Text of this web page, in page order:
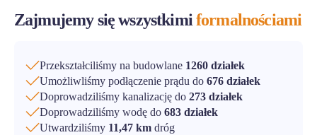
Zajmujemy się wszystkimiformalnościami
Przekształciliśmy na budowlane 1260 działek
Umożliwliśmy podłączenie prądu do 676 działek
Doprowadziliśmy kanalizację do 273 działek
Doprowadziliśmy wodę do 683 działek
Utwardziliśmy 11,47 km dróg